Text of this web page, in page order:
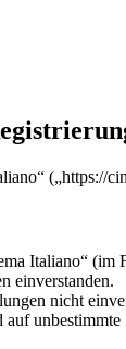
(„https://
Italiano“ (im
einverstanden.
nicht